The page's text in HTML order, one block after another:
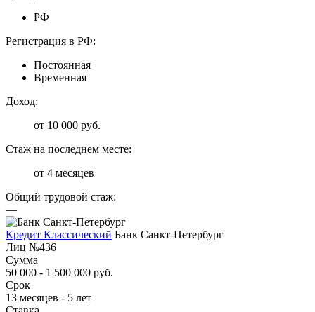
РФ
Регистрация в РФ:
Постоянная
Временная
Доход:
от 10 000 руб.
Стаж на последнем месте:
от 4 месяцев
Общий трудовой стаж:
—
Кредит Классический Банк Санкт-Петербург
Лиц №436
Сумма
50 000 - 1 500 000 руб.
Срок
13 месяцев - 5 лет